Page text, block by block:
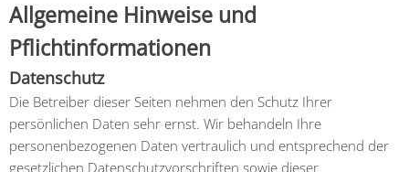
Allgemeine Hinweise und
Pflichtinformationen
Datenschutz
Die Betreiber dieser Seiten nehmen den Schutz Ihrer
persönlichen Daten sehr ernst. Wir behandeln Ihre
personenbezogenen Daten vertraulich und entsprechend der
gesetzlichen Datenschutzvorschriften sowie dieser